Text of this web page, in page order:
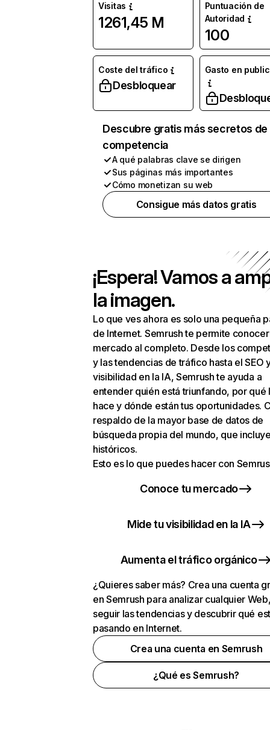
Visitas
1261,45 M
Puntuación de
Autoridad
100
Coste del tráfico
Desbloquear
Gasto en
Descubre gratis más secretos de
competencia
A qué palabras clave se dirigen
Sus páginas más importantes
Cómo monetizan su web
Consigue más datos gratis
¡Espera! Vamos a
la imagen.
Lo que ves ahora es solo una pequeña
de Internet. Semrush te permite
mercado al completo. Desde los
y las tendencias de tráfico hasta el SEO
visibilidad en la IA, Semrush te ayuda a
entender quién está triunfando, por qué
hace y dónde están tus oportunidades.
respaldo de la mayor base de datos de
búsqueda propia del mundo, que
históricos.
Esto es lo que puedes hacer con
Conoce tu mercado
Mide tu visibilidad en la IA
Aumenta el tráfico orgánico
¿Quieres saber más? Crea una cuenta
en Semrush para analizar cualquier
seguir las tendencias y descubrir qué
pasando en Internet.
Crea una cuenta en Semrush
¿Qué es Semrush?